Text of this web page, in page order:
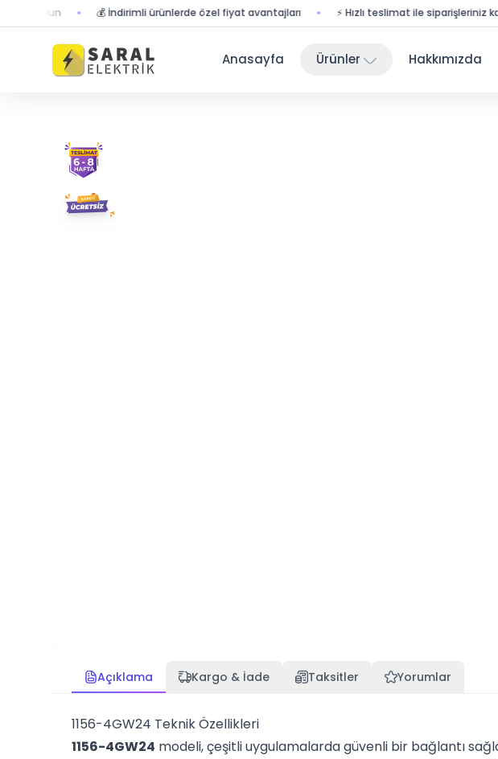
💰 İndirimli ürünlerde özel fiyat avantajları ⚡ Hızlı teslimat ile siparişleriniz
Anasayfa Ürünler Hakkımızda
Açıklama Kargo & İade Taksitler Yorumlar
1156-4GW24 Teknik Özellikleri
1156-4GW24 modeli, çeşitli uygulamalarda güvenli bir bağlantı